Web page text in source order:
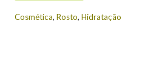
Cosmética, Rosto, Hidratação